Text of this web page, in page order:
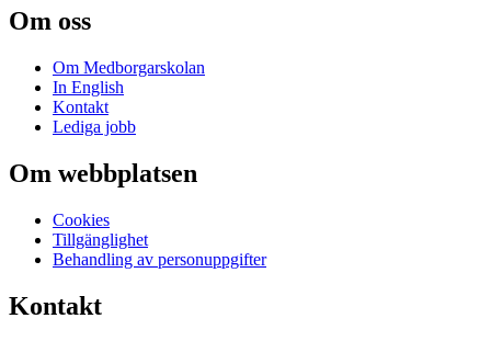
Om oss
Om Medborgarskolan
In English
Kontakt
Lediga jobb
Om webbplatsen
Cookies
Tillgänglighet
Behandling av personuppgifter
Kontakt